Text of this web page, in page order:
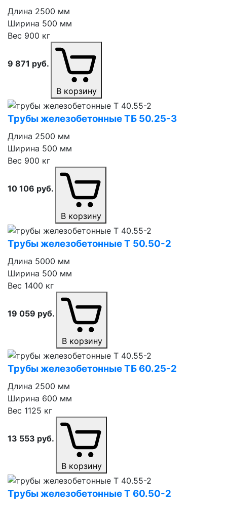
Длина 2500 мм
Ширина 500 мм
Вес 900 кг
9 871 руб.
В корзину
Трубы железобетонные ТБ 50.25⁠-⁠3
Длина 2500 мм
Ширина 500 мм
Вес 900 кг
10 106 руб.
В корзину
Трубы железобетонные Т 50.50⁠-⁠2
Длина 5000 мм
Ширина 500 мм
Вес 1400 кг
19 059 руб.
В корзину
Трубы железобетонные ТБ 60.25⁠-⁠2
Длина 2500 мм
Ширина 600 мм
Вес 1125 кг
13 553 руб.
В корзину
Трубы железобетонные Т 60.50⁠-⁠2